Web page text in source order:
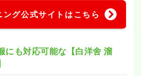
ング公式サイトはこちら
にも対応可能な【白洋舍 溜